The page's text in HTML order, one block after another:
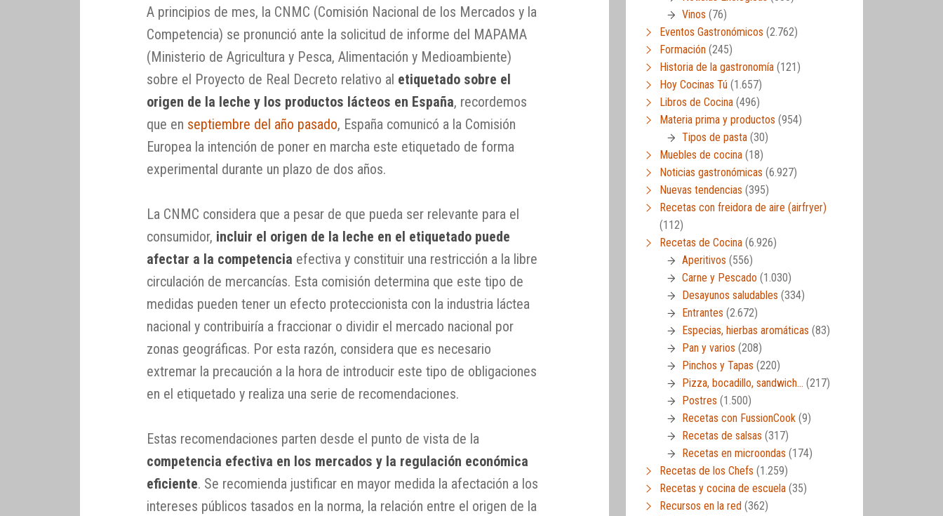
A principios de mes, la CNMC (Comisión Nacional de los Mercados y la
Competencia) se pronunció ante la solicitud de informe del MAPAMA
(Ministerio de Agricultura y Pesca, Alimentación y Medioambiente)
sobre el Proyecto de Real Decreto relativo al etiquetado sobre el
origen de la leche y los productos lácteos en España, recordemos
que en septiembre del año pasado, España comunicó a la Comisión
Europea la intención de poner en marcha este etiquetado de forma
experimental durante un plazo de dos años.
La CNMC considera que a pesar de que pueda ser relevante para el
consumidor, incluir el origen de la leche en el etiquetado puede
afectar a la competencia efectiva y constituir una restricción a la libre
circulación de mercancías. Esta comisión determina que este tipo de
medidas pueden tener un efecto proteccionista con la industria láctea
nacional y contribuiría a fraccionar o dividir el mercado nacional por
zonas geográficas. Por esta razón, considera que es necesario
extremar la precaución a la hora de introducir este tipo de obligaciones
en el etiquetado y realiza una serie de recomendaciones.
Estas recomendaciones parten desde el punto de vista de la
competencia efectiva en los mercados y la regulación económica
eficiente. Se recomienda justificar en mayor medida la afectación a los
intereses públicos tasados en la norma, la relación entre el origen de la
Vinos (76)
Eventos Gastronómicos (2.762)
Formación (245)
Historia de la gastronomía (121)
Hoy Cocinas Tú (1.657)
Libros de Cocina (496)
Materia prima y productos (954)
Tipos de pasta (30)
Muebles de cocina (18)
Noticias gastronómicas (6.927)
Nuevas tendencias (395)
Recetas con freidora de aire (airfryer)
(112)
Recetas de Cocina (6.926)
Aperitivos (556)
Carne y Pescado (1.030)
Desayunos saludables (334)
Entrantes (2.672)
Especias, hierbas aromáticas (83)
Pan y varios (208)
Pinchos y Tapas (220)
Pizza, bocadillo, sandwich… (217)
Postres (1.500)
Recetas con FussionCook (9)
Recetas de salsas (317)
Recetas en microondas (174)
Recetas de los Chefs (1.259)
Recetas y cocina de escuela (35)
Recursos en la red (362)